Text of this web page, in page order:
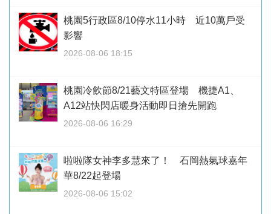
桃園5行政區8/10停水11小時 近10萬戶受
影響
2026-08-06 18:15
桃園冷飲節8/21藝文特區登場 機捷A1、
A12站快閃店暖身活動即日搶先開跑
2026-08-06 16:29
啦啦隊女神李多慧來了！ 石岡熱氣球嘉年
華8/22起登場
2026-08-06 15:02